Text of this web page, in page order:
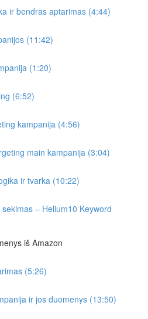
ir bendras aptarimas (4:44)
(11:42)
(1:20)
(6:52)
kampanija (4:56)
main kampanija (3:04)
ir tvarka (10:22)
– Helium10 Keyword
iš Amazon
(5:26)
ir jos duomenys (13:50)